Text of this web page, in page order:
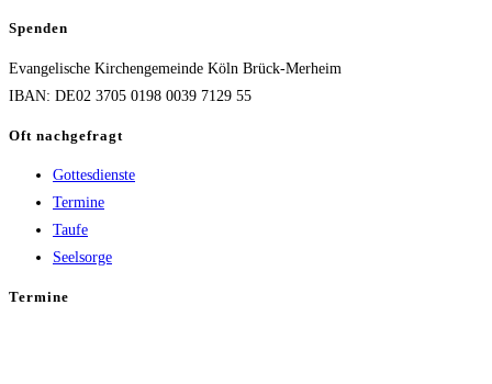
Spenden
Evangelische Kirchengemeinde Köln Brück-Merheim
IBAN: DE02 3705 0198 0039 7129 55
Oft nachgefragt
Gottesdienste
Termine
Taufe
Seelsorge
Termine